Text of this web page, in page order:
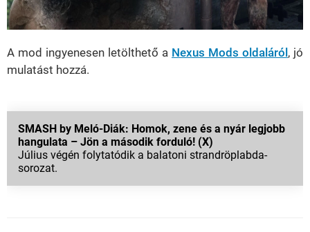
A mod ingyenesen letölthető a Nexus Mods oldaláról , jó
mulatást hozzá.
SMASH by Meló-Diák: Homok, zene és a nyár legjobb
hangulata – Jön a második forduló! (X)
Július végén folytatódik a balatoni strandröplabda-
sorozat.